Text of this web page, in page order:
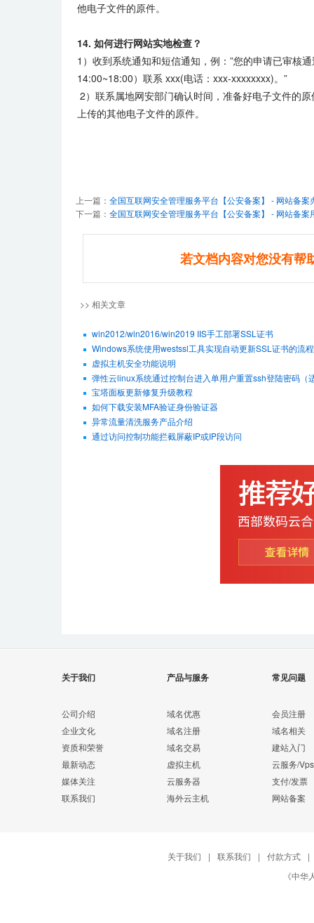
他电子文件的原件。
14. 如何进行网站实地检查？
1）收到系统通知和短信通知，例：”您的申请已审核
14:00~18:00）联系 xxx(电话：xxx-xxxxxxxx)。”
2）联系属地网安部门确认时间，准备好电子文件的
上传的其他电子文件的原件。
上一篇： 全国互联网安全管理服务平台【公安备案】 - 网站备案
下一篇： 全国互联网安全管理服务平台【公安备案】 - 网站备案
若文档内容对您没有帮
>> 相关文章
win2012/win2016/win2019 IIS手工部署SSL证书
Windows系统使用westssl工具实现自动更新SSL证书的流程
虚拟主机安全功能说明
弹性云linux系统通过控制台进入单用户重置ssh登陆密码（
宝塔面板更新修复升级教程
如何下载安装MFA验证身份验证器
异常流量清洗服务产品介绍
通过访问控制功能拦截屏蔽IP或IP段访问
关于我们
公司介绍
企业文化
资质和荣誉
最新动态
媒体关注
联系我们
产品与服务
域名优惠
域名注册
域名交易
虚拟主机
云服务器
海外云主机
常见问题
会员注册
域名相关
建站入门
云服务/Vps
支付/发票
网站备案
关于我们 | 联系我们 | 付款方式
|
《中